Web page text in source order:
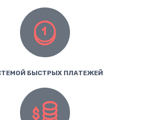
БЫСТРЫХ ПЛАТЕЖЕЙ